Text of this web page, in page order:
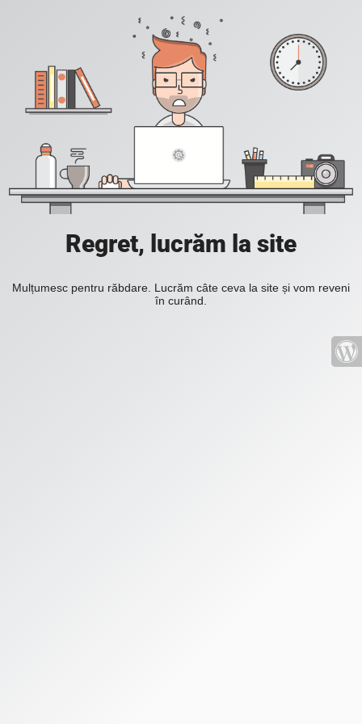
Regret, lucrăm la site
Mulțumesc pentru răbdare. Lucrăm câte ceva la site și vom reveni
în curând.